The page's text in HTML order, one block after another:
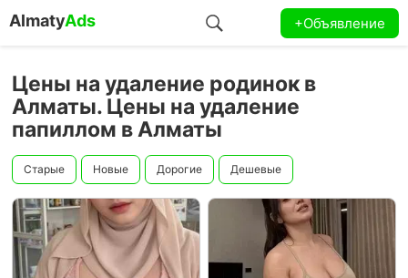
AlmatyAds +Объявление
Цены на удаление родинок в
Алматы. Цены на удаление
папиллом в Алматы
Старые Новые Дорогие Дешевые